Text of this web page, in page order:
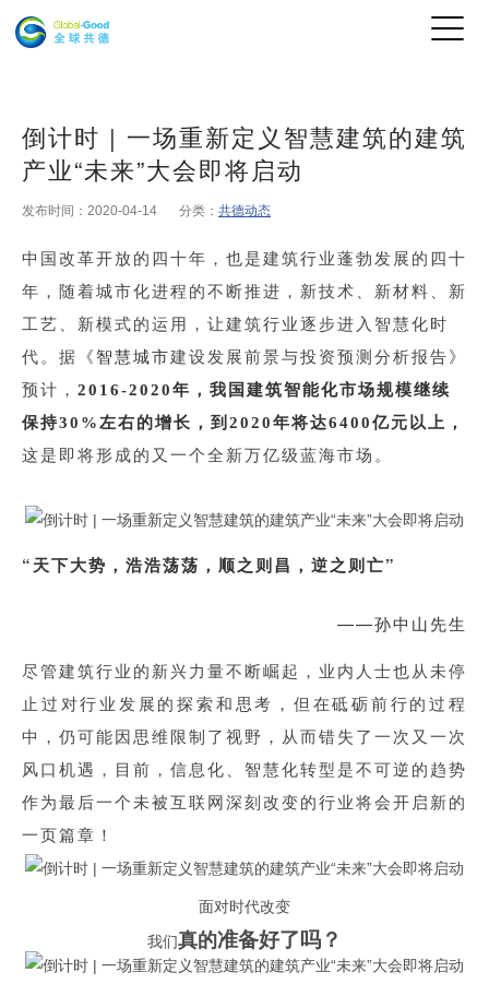
倒计时 | 一场重新定义智慧建筑的建筑
产业“未来”大会即将启动
发布时间：2020-04-14 分类： 共德动态
中国改革开放的四十年，也是建筑行业蓬勃发展的四十
年，随着城市化进程的不断推进，新技术、新材料、新
工艺、新模式的运用，让建筑行业逐步进入智慧化时
代。据《 智慧城市建设发展前景与投资预测分析报告》
预计， 2016-2020年，我国建筑智能化市场规模继续
保持30%左右的增长，到 2020年将达6400亿元以上，
这是即将形成的又一个全新万亿级蓝海市场。
“ 天下大势，浩浩荡荡，顺之则昌，逆之则亡”
——孙中山先生
尽管建筑行业的新兴力量不断崛起，业内人士也从未停
止过对行业发展的探索和思考，但在砥砺前行的过程
中，仍可能因思维限制了视野，从而错失了一次又一次
风口机遇，目前，信息化、智慧化转型是不可逆的趋势
作为最后一个未被互联网深刻改变的行业将会开启新的
一页篇章！
面对时代改变
我们真的准备好了吗？